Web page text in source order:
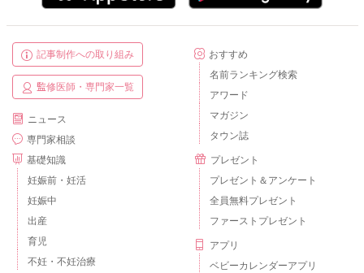
記事制作への取り組み
監修医師・専門家一覧
ニュース
専門家相談
基礎知識
妊娠前・妊活
妊娠中
出産
育児
不妊・不妊治療
おすすめ
名前ランキング検索
アワード
マガジン
タウン誌
プレゼント
プレゼント＆アンケート
全員無料プレゼント
ファーストプレゼント
アプリ
ベビーカレンダーアプリ